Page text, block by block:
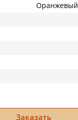
Оранжевый
Заказать